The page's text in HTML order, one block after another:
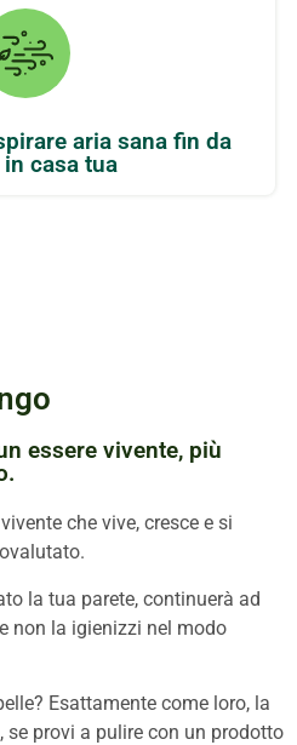
aria sana fin da
casa tua
essere vivente, più
che vive, cresce e si
la tua parete, continuerà ad
non la igienizzi nel modo
Esattamente come loro, la
se provi a pulire con un prodotto